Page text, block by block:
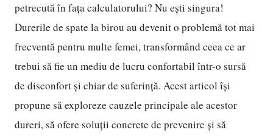
petrecută în fața calculatorului? Nu ești singura!
Durerile de spate la birou au devenit o problemă tot mai
frecventă pentru multe femei, transformând ceea ce ar
trebui să fie un mediu de lucru confortabil într-o sursă
de disconfort și chiar de suferință. Acest articol își
propune să exploreze cauzele principale ale acestor
dureri, să ofere soluții concrete de prevenire și să